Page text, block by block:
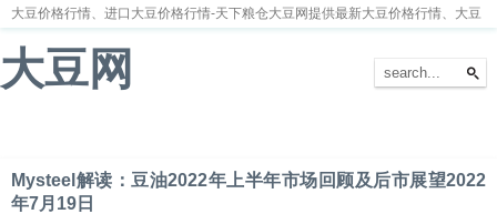
大豆价格行情、进口大豆价格行情-天下粮仓大豆网提供最新大豆价格行情、大豆
大豆网
Mysteel解读：豆油2022年上半年市场回顾及后市展望2022
年7月19日